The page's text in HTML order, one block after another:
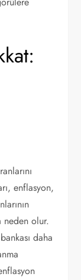
enflasyon,
neden olur.
daha